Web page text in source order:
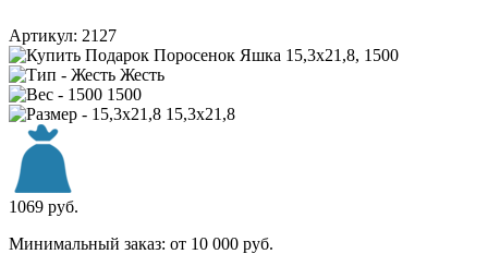
Артикул: 2127
Жесть
1500
15,3х21,8
1069 руб.
Минимальный заказ: от 10 000 руб.